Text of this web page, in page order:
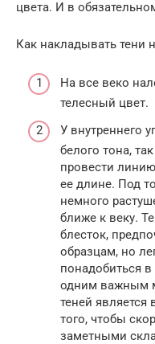
цвета. И в
Как накладывать тени
На все веко
телесный цвет.
У внутреннего
белого тона,
провести
ее длине. Под
немного
ближе к веку.
блесток,
образцам, но
понадобиться
одним важным
теней
того, чтобы
заметными